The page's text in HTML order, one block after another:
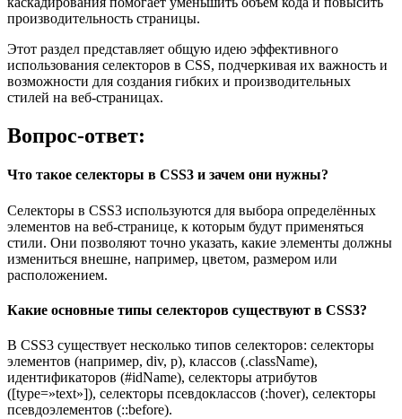
производительность страницы.
Этот раздел представляет общую идею эффективного
использования селекторов в CSS, подчеркивая их важность и
возможности для создания гибких и производительных
стилей на веб-страницах.
Вопрос-ответ:
Что такое селекторы в CSS3 и зачем они нужны?
Селекторы в CSS3 используются для выбора определённых
элементов на веб-странице, к которым будут применяться
стили. Они позволяют точно указать, какие элементы должны
измениться внешне, например, цветом, размером или
расположением.
Какие основные типы селекторов существуют в CSS3?
В CSS3 существует несколько типов селекторов: селекторы
элементов (например, div, p), классов (.className),
идентификаторов (#idName), селекторы атрибутов
([type=»text»]), селекторы псевдоклассов (:hover), селекторы
псевдоэлементов (::before).